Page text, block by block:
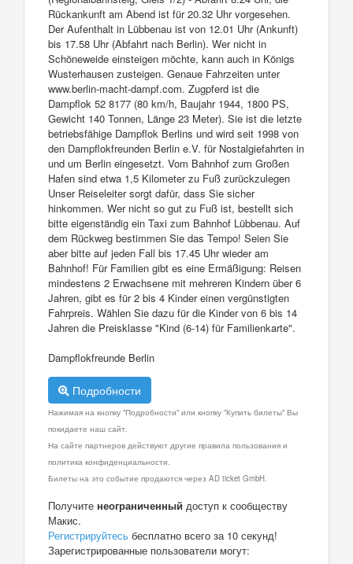
Rückankunft am Abend ist für 20.32 Uhr vorgesehen.
Der Aufenthalt in Lübbenau ist von 12.01 Uhr (Ankunft)
bis 17.58 Uhr (Abfahrt nach Berlin). Wer nicht in
Schöneweide einsteigen möchte, kann auch in Königs
Wusterhausen zusteigen. Genaue Fahrzeiten unter
www.berlin-macht-dampf.com. Zugpferd ist die
Dampflok 52 8177 (80 km/h, Baujahr 1944, 1800 PS,
Gewicht 140 Tonnen, Länge 23 Meter). Sie ist die letzte
betriebsfähige Dampflok Berlins und wird seit 1998 von
den Dampflokfreunden Berlin e.V. für Nostalgiefahrten in
und um Berlin eingesetzt. Vom Bahnhof zum Großen
Hafen sind etwa 1,5 Kilometer zu Fuß zurückzulegen
Unser Reiseleiter sorgt dafür, dass Sie sicher
hinkommen. Wer nicht so gut zu Fuß ist, bestellt sich
bitte eigenständig ein Taxi zum Bahnhof Lübbenau. Auf
dem Rückweg bestimmen Sie das Tempo! Seien Sie
aber bitte auf jeden Fall bis 17.45 Uhr wieder am
Bahnhof! Für Familien gibt es eine Ermäßigung: Reisen
mindestens 2 Erwachsene mit mehreren Kindern über 6
Jahren, gibt es für 2 bis 4 Kinder einen vergünstigten
Fahrpreis. Wählen Sie dazu für die Kinder von 6 bis 14
Jahren die Preisklasse "Kind (6-14) für Familienkarte".
Dampflokfreunde Berlin
Подробности
Нажимая на кнопку "Подробности" или кнопку "Купить билеты" Вы
покидаете наш сайт.
На сайте партнеров действуют другие правила пользования и
политика конфиденциальности.
Билеты на это событие продаются через AD ticket GmbH.
Получите неограниченный доступ к сообществу
Макис.
Регистрируйтесь бесплатно всего за 10 секунд!
Зарегистрированные пользователи могут: